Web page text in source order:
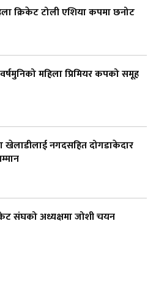
क्रिकेट टोली एशिया कपमा छनोट
महिला प्रिमियर कपको समूह
खेलाडीलाई नगदसहित दोगडाकेदार
संघको अध्यक्षमा जोशी चयन